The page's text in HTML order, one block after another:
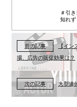
＃引
知れ
前の記事
【イ
場、広告の販促効果は？
次の記事 大型連